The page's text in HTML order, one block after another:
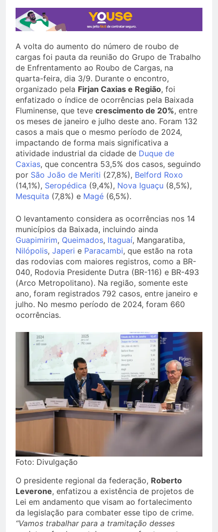
A volta do aumento do número de roubo de
cargas foi pauta da reunião do Grupo de Trabalho
de Enfrentamento ao Roubo de Cargas, na
quarta-feira, dia 3/9. Durante o encontro,
organizado pela Firjan Caxias e Região, foi
enfatizado o índice de ocorrências pela Baixada
Fluminense, que teve crescimento de 20%, entre
os meses de janeiro e julho deste ano. Foram 132
casos a mais que o mesmo período de 2024,
impactando de forma mais significativa a
atividade industrial da cidade de Duque de
Caxias, que concentra 53,5% dos casos, seguindo
por São João de Meriti (27,8%), Belford Roxo
(14,1%), Seropédica (9,4%), Nova Iguaçu (8,5%),
Mesquita (7,8%) e Magé (6,5%).
O levantamento considera as ocorrências nos 14
municípios da Baixada, incluindo ainda
Guapimirim, Queimados, Itaguaí, Mangaratiba,
Nilópolis, Japeri e Paracambi, que estão na rota
das rodovias com maiores registros, como a BR-
040, Rodovia Presidente Dutra (BR-116) e BR-493
(Arco Metropolitano). Na região, somente este
ano, foram registrados 792 casos, entre janeiro e
julho. No mesmo período de 2024, foram 660
ocorrências.
Foto: Divulgação
O presidente regional da federação, Roberto
Leverone, enfatizou a existência de projetos de
Lei em andamento que visam ao fortalecimento
da legislação para combater esse tipo de crime.
“Vamos trabalhar para a tramitação desses